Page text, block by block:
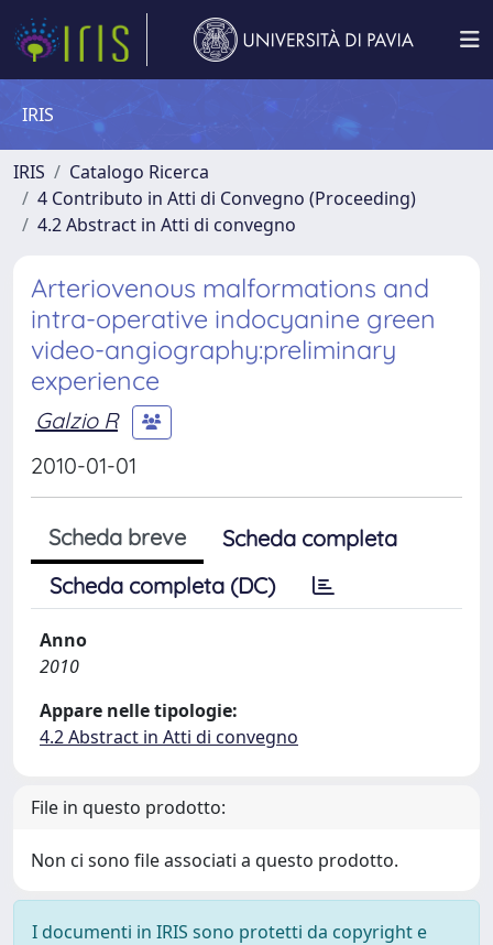
IRIS
IRIS
Catalogo Ricerca
4 Contributo in Atti di Convegno (Proceeding)
4.2 Abstract in Atti di convegno
Arteriovenous malformations and
intra-operative indocyanine green
video-angiography:preliminary
experience
Galzio R
2010-01-01
Scheda breve
Scheda completa
Scheda completa (DC)
Anno
2010
Appare nelle tipologie:
4.2 Abstract in Atti di convegno
File in questo prodotto:
Non ci sono file associati a questo prodotto.
I documenti in IRIS sono protetti da copyright e